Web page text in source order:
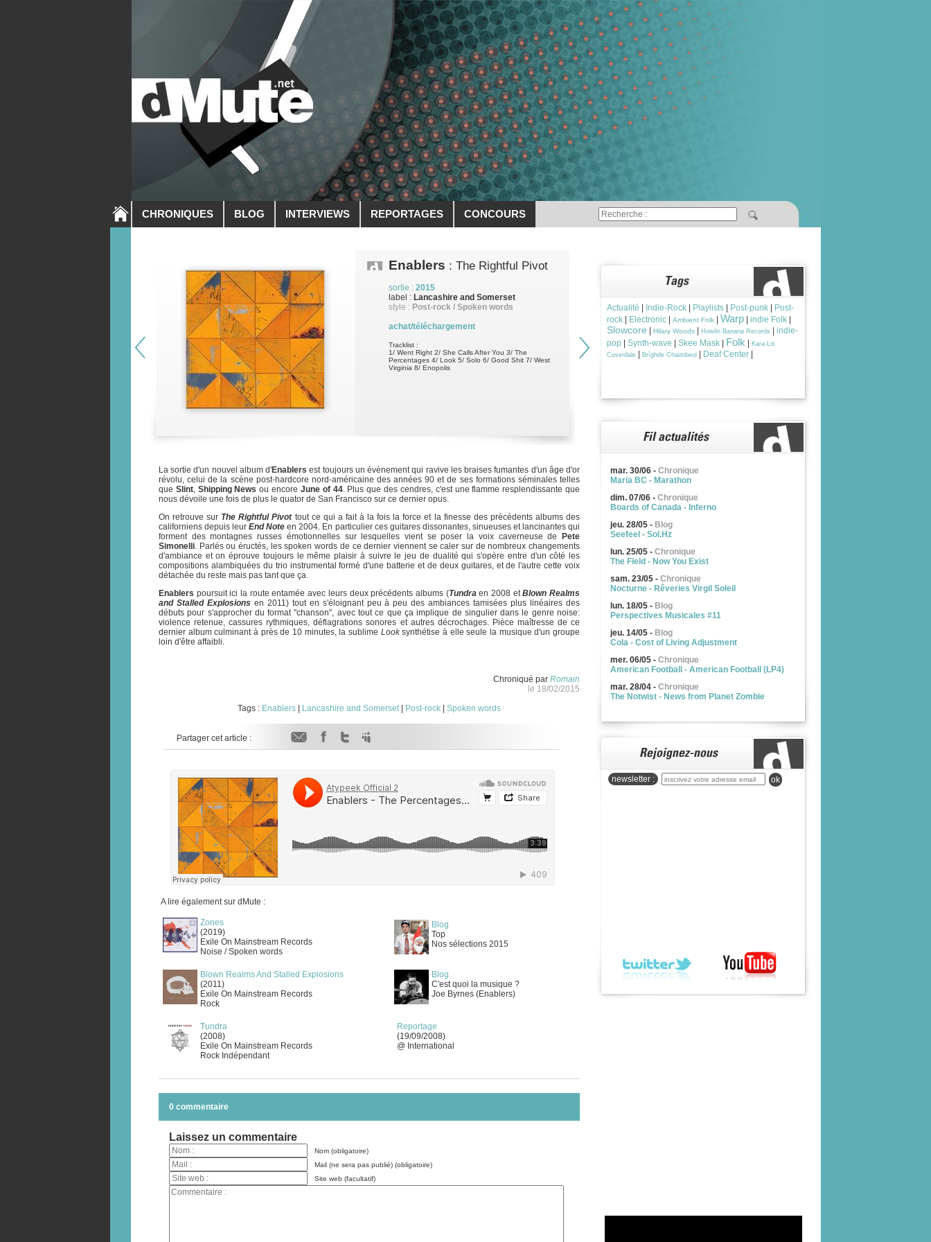
CHRONIQUES BLOG INTERVIEWS REPORTAGES CONCOURS
Enablers : The Rightful Pivot
sortie : 2015
label : Lancashire and Somerset
style : Post-rock / Spoken words
achat/téléchargement
Tracklist :
1/ Went Right 2/ She Calls After You 3/ The
Percentages 4/ Look 5/ Solo 6/ Good Shit 7/ West
Virginia 8/ Enopolis
La sortie d'un nouvel album d'Enablers est toujours un évènement qui ravive les braises fumantes d'un âge d'or
révolu, celui de la scène post-hardcore nord-américaine des années 90 et de ses formations séminales telles
que Slint, Shipping News ou encore June of 44. Plus que des cendres, c'est une flamme resplendissante que
nous dévoile une fois de plus le quator de San Francisco sur ce dernier opus.
On retrouve sur The Rightful Pivottout ce qui a fait à la fois la force et la finesse des précédents albums des
californiens depuis leur End Note en 2004. En particulier ces guitares dissonantes, sinueuses et lancinantes qui
forment des montagnes russes émotionnelles sur lesquelles vient se poser la voix caverneuse de
Pete
Simonelli. Parlés ou éructés, les spoken words de ce dernier viennent se caler sur de nombreux changements
d'ambiance et on éprouve toujours le même plaisir à suivre le jeu de dualité qui s'opère entre d'un côté les
compositions alambiquées du trio instrumental formé d'une batterie et de deux guitares, et de l'autre cette voix
détachée du reste mais pas tant que ça.
Enablers poursuit ici la route entamée avec leurs deux précédents albums (Tundraen 2008 etBlown Realms
and Stalled Explosions en 2011) tout en s'éloignant peu à peu des ambiances tamisées plus linéaires des
débuts pour s'approcher du format "chanson", avec tout ce que ça implique de singulier dans le genre noise:
violence retenue, cassures rythmiques, déflagrations sonores et autres décrochages. Pièce maîtresse de ce
dernier album culminant à près de 10 minutes, la sublime Looksynthétise à elle seule la musique d'un groupe
loin d'être affaibli.
Chroniqué par Romain
le 18/02/2015
Tags : Enablers Lancashire and Somerset| Post-rock Spoken words
Partager cet article :
A lire également sur dMute :
Zones
(2019)
Exile On Mainstream Records
Noise / Spoken words
Blog
Top
Nos sélections 2015
Blown Realms And Stalled Explosions
(2011)
Exile On Mainstream Records
Rock
Blog
C'est quoi la musique ?
Joe Byrnes (Enablers)
Tundra
(2008)
Exile On Mainstream Records
Rock Indépendant
Reportage
(19/09/2008)
@ International
0 commentaire
Laissez un commentaire
Nom (obligatoire)
Mail (ne sera pas publié) (obligatoire)
Site web (facultatif)
Actualité Indie-Rock Playlists Post-punk
Post-
rock
Electronic Ambient Folk Warp indie Folk
Slowcore Hilary Woods Howlin Banana Records
indie-
pop
Synth-wave Skee Mask Folk
Kara-Lis
Coverdale
Brìghde Chaimbeul Deaf Center
mar. 30/06 - Chronique
Maria BC - Marathon
dim. 07/06 - Chronique
Boards of Canada - Inferno
jeu. 28/05 - Blog
Seefeel - Sol.Hz
lun. 25/05 - Chronique
The Field - Now You Exist
sam. 23/05 - Chronique
Nocturne - Rêveries Virgil Soleil
lun. 18/05 - Blog
Perspectives Musicales #11
jeu. 14/05 - Blog
Cola - Cost of Living Adjustment
mer. 06/05 - Chronique
American Football - American Football (LP4)
mar. 28/04 - Chronique
The Notwist - News from Planet Zombie
newsletter : ok